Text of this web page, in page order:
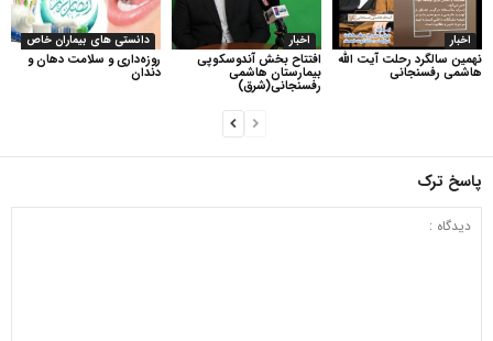
دانستی های بیماران خاص
روزه‌داری و سلامت دهان و
دندان
اخبار
افتتاح بخش آندوسکوپی
بیمارستان هاشمی
رفسنجانی(شرق)
اخبار
نهمین سالگرد رحلت آیت الله
هاشمی رفسنجانی
پاسخ ترک